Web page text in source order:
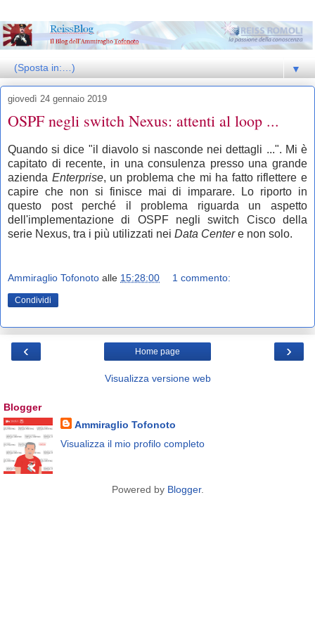
▼
giovedì 24 gennaio 2019
OSPF negli switch Nexus: attenti al loop ...
Quando si dice "il diavolo si nasconde nei dettagli ...". Mi è
capitato di recente, in una consulenza presso una grande
azienda Enterprise, un problema che mi ha fatto riflettere e
capire che non si finisce mai di imparare. Lo riporto in
questo post perché il problema riguarda un aspetto
dell'implementazione di OSPF negli switch Cisco della
serie Nexus, tra i più utilizzati nei Data Centere non solo.
Ammiraglio Tofonoto alle 15:28:00 1 commento:
Condividi
‹ ›
Home page
Visualizza versione web
Blogger
Ammiraglio Tofonoto
Visualizza il mio profilo completo
Powered by Blogger.